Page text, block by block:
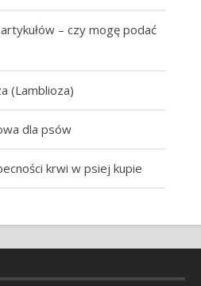
– czy mogę podać
(Lamblioza)
dla psów
krwi w psiej kupie